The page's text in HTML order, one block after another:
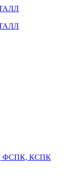
ФСПК, КСПК